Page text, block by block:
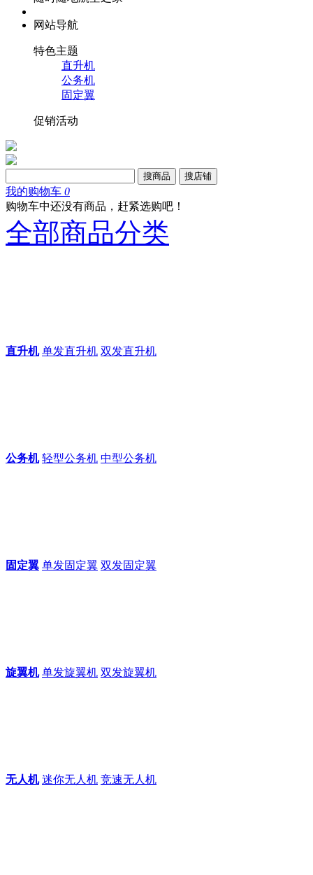
网站导航
特色主题
直升机
公务机
固定翼
促销活动
搜商品 搜店铺
我的购物车 0
购物车中还没有商品，赶紧选购吧！
全部商品分类
直升机 单发直升机 双发直升机
公务机 轻型公务机 中型公务机
固定翼 单发固定翼 双发固定翼
旋翼机 单发旋翼机 双发旋翼机
无人机 迷你无人机 竞速无人机